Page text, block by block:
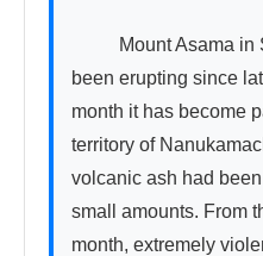
been erupting since
month it has become
territory of
volcanic ash had
small amounts. From
month, extremely